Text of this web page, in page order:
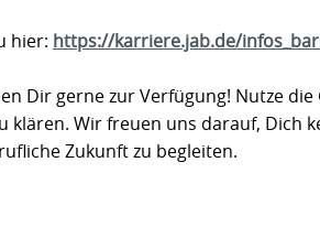
hier: https://karriere.jab.de/
Dir gerne zur Verfügung! Nutze
klären. Wir freuen uns darauf, Dich
Zukunft zu begleiten.